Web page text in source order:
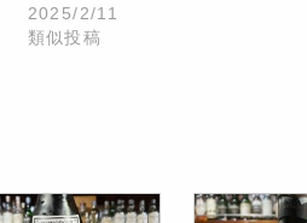
2025/2/11
類似投稿